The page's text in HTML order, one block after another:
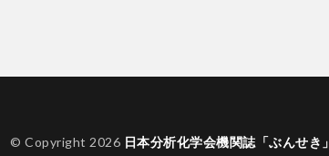
© Copyright 2026 日本分析化学会機関誌「ぶんせき」